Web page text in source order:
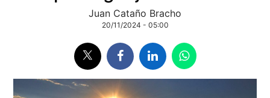
Juan Cataño Bracho
20/11/2024 - 05:00